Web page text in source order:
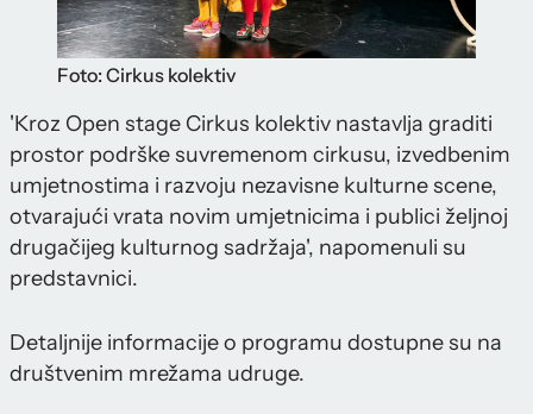
Foto: Cirkus kolektiv
'Kroz Open stage Cirkus kolektiv nastavlja graditi
prostor podrške suvremenom cirkusu, izvedbenim
umjetnostima i razvoju nezavisne kulturne scene,
otvarajući vrata novim umjetnicima i publici željnoj
drugačijeg kulturnog sadržaja', napomenuli su
predstavnici.
Detaljnije informacije o programu dostupne su na
društvenim mrežama udruge.